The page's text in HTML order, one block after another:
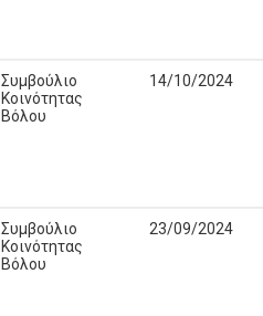
Συμβούλιο
Κοινότητας
Βόλου
14/10/2024
Συμβούλιο
Κοινότητας
Βόλου
23/09/2024